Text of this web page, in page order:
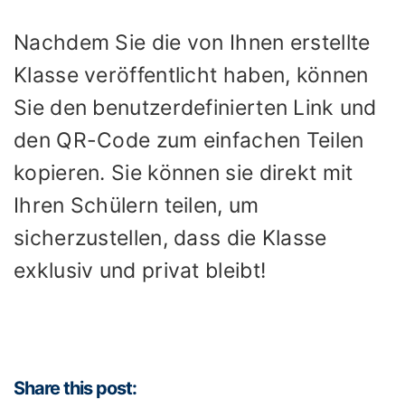
Nachdem Sie die von Ihnen erstellte
Klasse veröffentlicht haben, können
Sie den benutzerdefinierten Link und
den QR-Code zum einfachen Teilen
kopieren. Sie können sie direkt mit
Ihren Schülern teilen, um
sicherzustellen, dass die Klasse
exklusiv und privat bleibt!
Share this post: